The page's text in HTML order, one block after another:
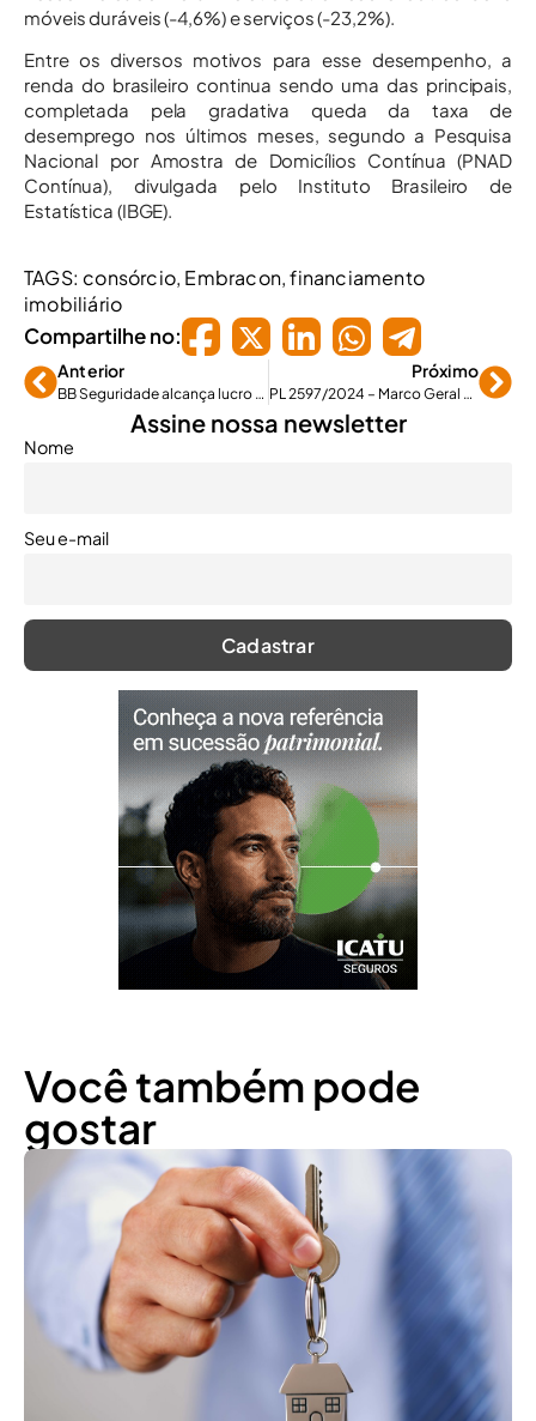
móveis duráveis (-4,6%) e serviços (-23,2%).
Entre os diversos motivos para esse desempenho, a
renda do brasileiro continua sendo uma das principais,
completada pela gradativa queda da taxa de
desemprego nos últimos meses, segundo a Pesquisa
Nacional por Amostra de Domicílios Contínua (PNAD
Contínua), divulgada pelo Instituto Brasileiro de
Estatística (IBGE).
TAGS: consórcio, Embracon,financiamento
imobiliário
Compartilhe no:
Anterior
BB Seguridade alcança lucro gerencial de R$ 2,3 bi
Próximo
PL 2597/2024 – Marco Geral dos Seguros – é aprovado na Câmara dos Deputados
Assine nossa newsletter
Nome
Seu e-mail
Você também pode
gostar